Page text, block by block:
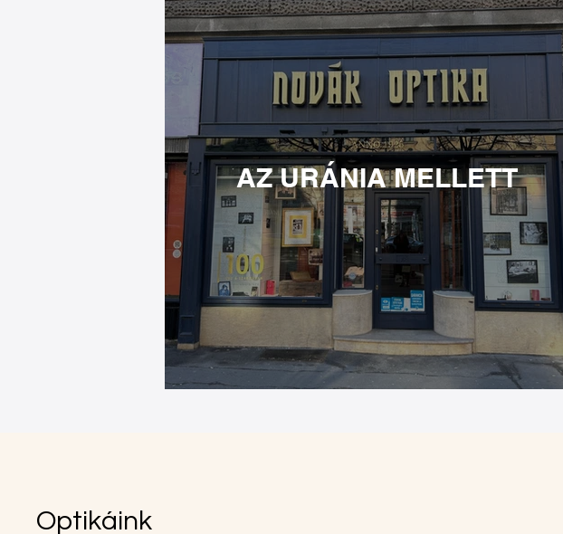
AZ URÁNIA MELLETT
Optikáink